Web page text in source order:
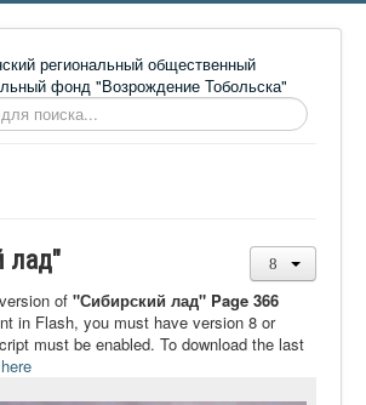
лад"
of "Сибирский лад" Page 366
in Flash, you must have version 8 or
must be enabled. To download the last